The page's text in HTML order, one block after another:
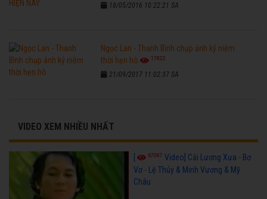
18/05/2016 10:22:21 SA
Ngọc Lan - Thanh Bình chụp ảnh kỷ niệm
thời hẹn hò
17822
21/09/2017 11:02:37 SA
VIDEO XEM NHIỀU NHẤT
[ 67087 Video] Cải Lương Xưa - Bơ
Vơ - Lệ Thủy & Minh Vương & Mỹ
Châu